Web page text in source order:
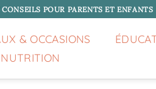
POUR PARENTS ET ENFANTS
& OCCASIONS